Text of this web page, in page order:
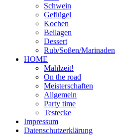
Schwein
Geflügel
Kochen
Beilagen
Dessert
Rub/Soßen/Marinaden
HOME
Mahlzeit!
On the road
Meisterschaften
Allgemein
Party time
Testecke
Impressum
Datenschutzerklärung